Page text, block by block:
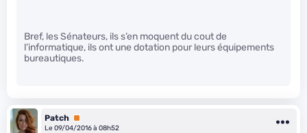
Bref, les Sénateurs, ils s’en moquent du cout de
l’informatique, ils ont une dotation pour leurs équipements
bureautiques.
Patch Premium
Le 09/04/2016 à 08h52